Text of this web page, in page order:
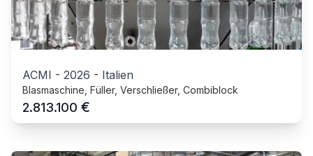
ACMI - 2026 - Italien
Blasmaschine, Füller, Verschließer, Combiblock
2.813.100 €